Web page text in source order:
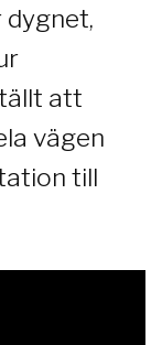
dygnet,
att
vägen
till